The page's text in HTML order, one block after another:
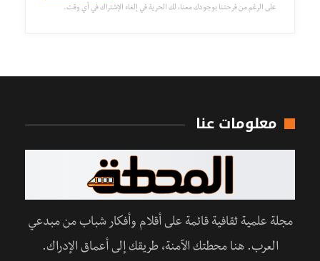
على الرغم من فرحتنا بوجودك معنا، لك الحرية في إلغاء الإشتراك في أي وقت.
معلومات عنا
مجلة علمية ثقافية قائمة على أقلام وأفكار شباب من مبدعي
العرب. هنا محطتك الآمنة، طريقك إلى أعماق الإدراك.